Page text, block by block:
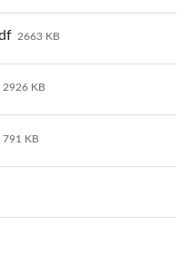
2663 KB
2926 KB
791 KB